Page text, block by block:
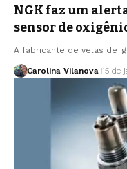
NGK faz um
sensor de
A fabricante de velas de
Carolina Vilanova 15 de